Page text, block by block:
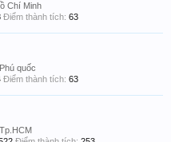
Chí Minh
Điểm thành tích: 63
Phú quốc
Điểm thành tích: 63
Tp.HCM